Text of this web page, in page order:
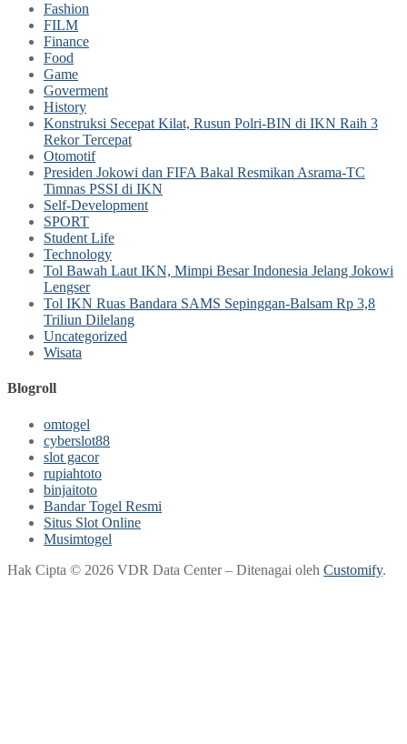
Fashion
FILM
Finance
Food
Game
Goverment
History
Konstruksi Secepat Kilat, Rusun Polri-BIN di IKN Raih 3
Rekor Tercepat
Otomotif
Presiden Jokowi dan FIFA Bakal Resmikan Asrama-TC
Timnas PSSI di IKN
Self-Development
SPORT
Student Life
Technology
Tol Bawah Laut IKN, Mimpi Besar Indonesia Jelang Jokowi
Lengser
Tol IKN Ruas Bandara SAMS Sepinggan-Balsam Rp 3,8
Triliun Dilelang
Uncategorized
Wisata
Blogroll
omtogel
cyberslot88
slot gacor
rupiahtoto
binjaitoto
Bandar Togel Resmi
Situs Slot Online
Musimtogel
Hak Cipta © 2026 VDR Data Center – Ditenagai oleh Customify.